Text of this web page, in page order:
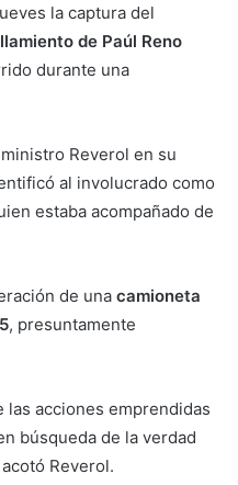
la captura del
de Paúl Reno
durante una
Reverol en su
al involucrado como
estaba acompañado de
de una camioneta
, presuntamente
las acciones emprendidas
búsqueda de la verdad
Reverol.